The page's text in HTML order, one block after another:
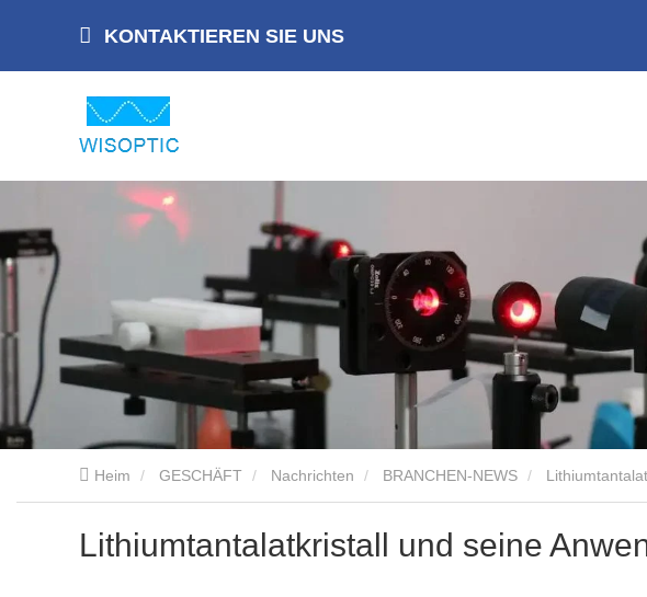
KONTAKTIEREN SIE UNS
Heim GESCHÄFT Nachrichten BRANCHEN-NEWS
Lithiumtantalatkristall und seine